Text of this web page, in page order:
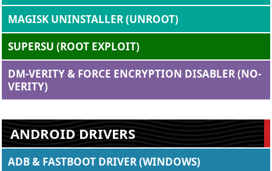
MAGISK UNINSTALLER (UNROOT)
SUPERSU (ROOT EXPLOIT)
DM-VERITY & FORCE ENCRYPTION DISABLER (NO-
VERITY)
ANDROID DRIVERS
ADB & FASTBOOT DRIVER (WINDOWS)